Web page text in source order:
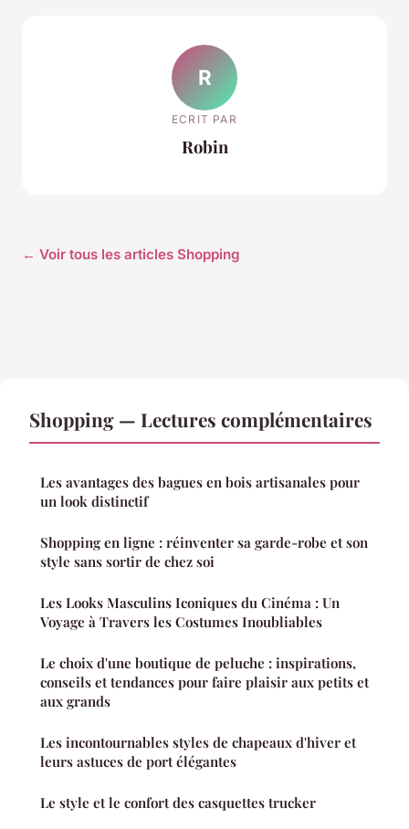
R
ECRIT PAR
Robin
← Voir tous les articles Shopping
Shopping — Lectures complémentaires
Les avantages des bagues en bois artisanales pour
un look distinctif
Shopping en ligne : réinventer sa garde-robe et son
style sans sortir de chez soi
Les Looks Masculins Iconiques du Cinéma : Un
Voyage à Travers les Costumes Inoubliables
Le choix d'une boutique de peluche : inspirations,
conseils et tendances pour faire plaisir aux petits et
aux grands
Les incontournables styles de chapeaux d'hiver et
leurs astuces de port élégantes
Le style et le confort des casquettes trucker